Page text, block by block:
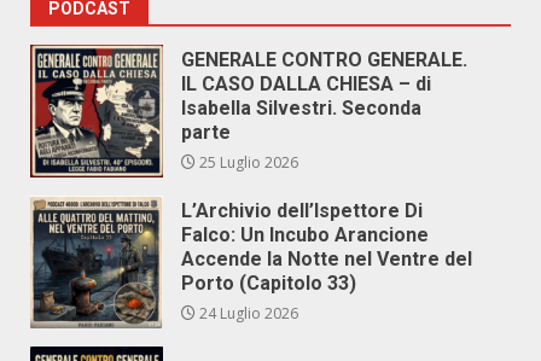
PODCAST
GENERALE CONTRO GENERALE.
IL CASO DALLA CHIESA – di
Isabella Silvestri. Seconda
parte
25 Luglio 2026
L’Archivio dell’Ispettore Di
Falco: Un Incubo Arancione
Accende la Notte nel Ventre del
Porto (Capitolo 33)
24 Luglio 2026